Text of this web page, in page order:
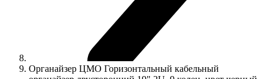
Органайзер ЦМО Горизонтальный кабельный